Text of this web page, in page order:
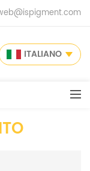
ITALIANO